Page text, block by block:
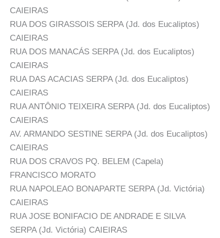
CAIEIRAS
RUA DOS GIRASSOIS SERPA (Jd. dos Eucaliptos)
CAIEIRAS
RUA DOS MANACÁS SERPA (Jd. dos Eucaliptos)
CAIEIRAS
RUA DAS ACACIAS SERPA (Jd. dos Eucaliptos)
CAIEIRAS
RUA ANTÔNIO TEIXEIRA SERPA (Jd. dos Eucaliptos)
CAIEIRAS
AV. ARMANDO SESTINE SERPA (Jd. dos Eucaliptos)
CAIEIRAS
RUA DOS CRAVOS PQ. BELEM (Capela)
FRANCISCO MORATO
RUA NAPOLEAO BONAPARTE SERPA (Jd. Victória)
CAIEIRAS
RUA JOSE BONIFACIO DE ANDRADE E SILVA
SERPA (Jd. Victória) CAIEIRAS